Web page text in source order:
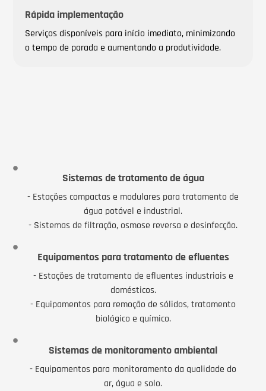
Rápida implementação
Serviços disponíveis para início imediato, minimizando
o tempo de parada e aumentando a produtividade.
Sistemas de tratamento de água
- Estações compactas e modulares para tratamento de
água potável e industrial.
- Sistemas de filtração, osmose reversa e desinfecção.
Equipamentos para tratamento de efluentes
- Estações de tratamento de efluentes industriais e
domésticos.
- Equipamentos para remoção de sólidos, tratamento
biológico e químico.
Sistemas de monitoramento ambiental
- Equipamentos para monitoramento da qualidade do
ar, água e solo.